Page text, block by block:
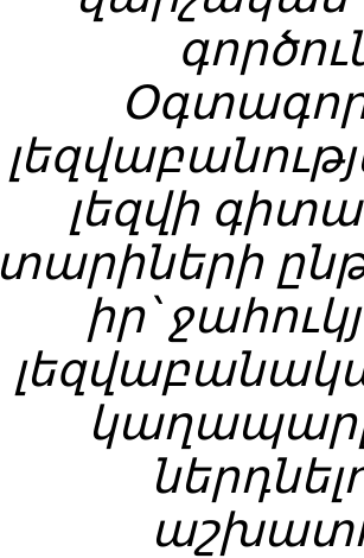
լեզվի
տարիների
իր՝